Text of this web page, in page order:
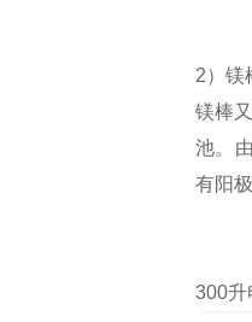
2） 镁
镁棒
池。
有阳
300升